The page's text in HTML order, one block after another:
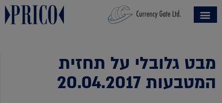
מבט גלובלי על תחזית
המטבעות 20.04.2017